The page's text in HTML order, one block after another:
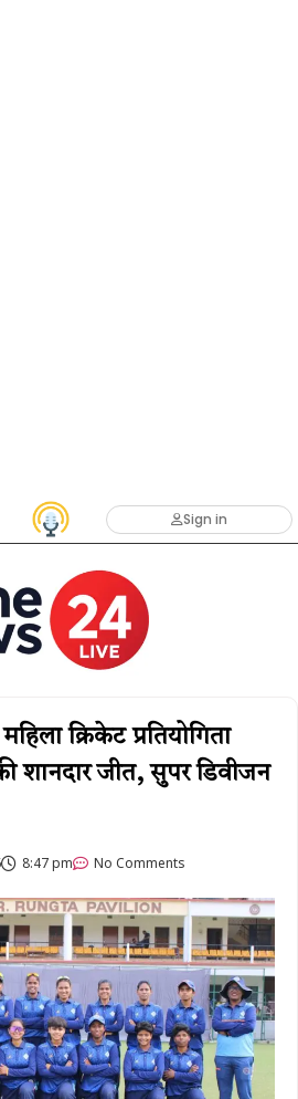
Sign in
क्रिकेट प्रतियोगिता
शानदार जीत, सुपर डिवीजन
8:47 pm No Comments